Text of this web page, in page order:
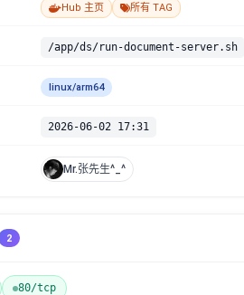
Hub 主页 所有 TAG
/app/ds/run-document-server.sh
linux/arm64
2026-06-02 17:31
Mr.张先生^_^
2
80/tcp